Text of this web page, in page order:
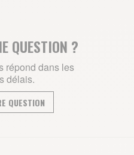
QUESTION ?
répond dans les
délais.
QUESTION